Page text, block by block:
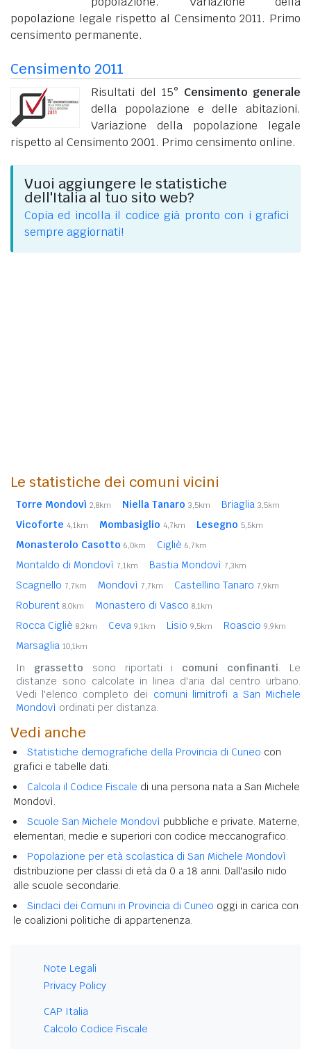
popolazione legale rispetto al Censimento 2011. Primo
censimento permanente.
Censimento 2011
Risultati del 15° Censimento generale
della popolazione e delle abitazioni.
Variazione della popolazione legale
rispetto al Censimento 2001. Primo censimento online.
Vuoi aggiungere le statistiche
dell'Italia al tuo sito web?
Copia ed incolla il codice già pronto con i grafici
sempre aggiornati!
Le statistiche dei comuni vicini
Torre Mondovì 2,8km Niella Tanaro 3,5km Briaglia 3,5km
Vicoforte 4,1km Mombasiglio 4,7km Lesegno 5,5km
Monasterolo Casotto 6,0km Cigliè 6,7km
Montaldo di Mondovì 7,1km Bastia Mondovì 7,3km
Scagnello 7,7km Mondovì 7,7km Castellino Tanaro 7,9km
Roburent 8,0km Monastero di Vasco 8,1km
Rocca Cigliè 8,2km Ceva 9,1km Lisio 9,5km Roascio 9,9km
Marsaglia 10,1km
In grassetto sono riportati i comuni confinanti. Le
distanze sono calcolate in linea d'aria dal centro urbano.
Vedi l'elenco completo dei comuni limitrofi a San Michele
Mondovì ordinati per distanza.
Vedi anche
Statistiche demografiche della Provincia di Cuneo con
grafici e tabelle dati.
Calcola il Codice Fiscale di una persona nata a San Michele
Mondovì.
Scuole San Michele Mondovì pubbliche e private. Materne,
elementari, medie e superiori con codice meccanografico.
Popolazione per età scolastica di San Michele Mondovì
distribuzione per classi di età da 0 a 18 anni. Dall'asilo nido
alle scuole secondarie.
Sindaci dei Comuni in Provincia di Cuneo oggi in carica con
le coalizioni politiche di appartenenza.
Note Legali
Privacy Policy
CAP Italia
Calcolo Codice Fiscale